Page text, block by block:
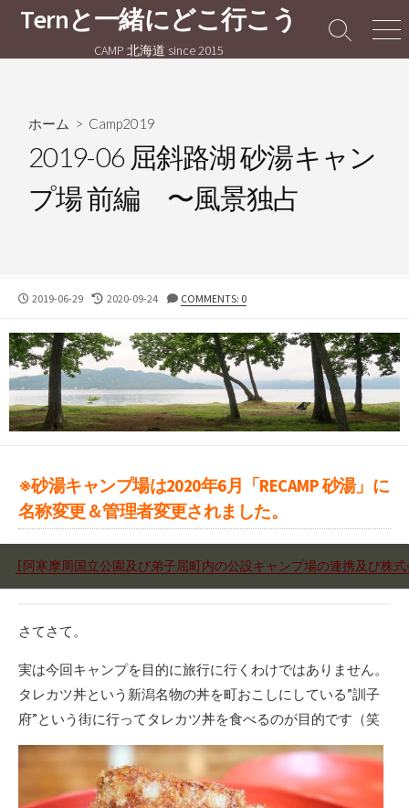
テ
Ternと一緒にどこ行こう
CAMP 北海道 since 2015
検
メ
ホーム > Camp2019
2019-06 屈斜路湖 砂湯キャン
プ場 前編 〜風景独占
公
日
2019-06-29
最
更
新
日
2020-09-24 COMMENTS: 0
※砂湯キャンプ場は2020年6月「RECAMP 砂湯」に
名称変更＆管理者変更されました。
[阿寒摩周国立公園及び弟子屈町内の公設キャンプ場の連携及び株
さてさて。
実は今回キャンプを目的に旅行に行くわけではありません。
タレカツ丼という新潟名物の丼を町おこしにしている”訓子
府”という街に行ってタレカツ丼を食べるのが目的です（笑